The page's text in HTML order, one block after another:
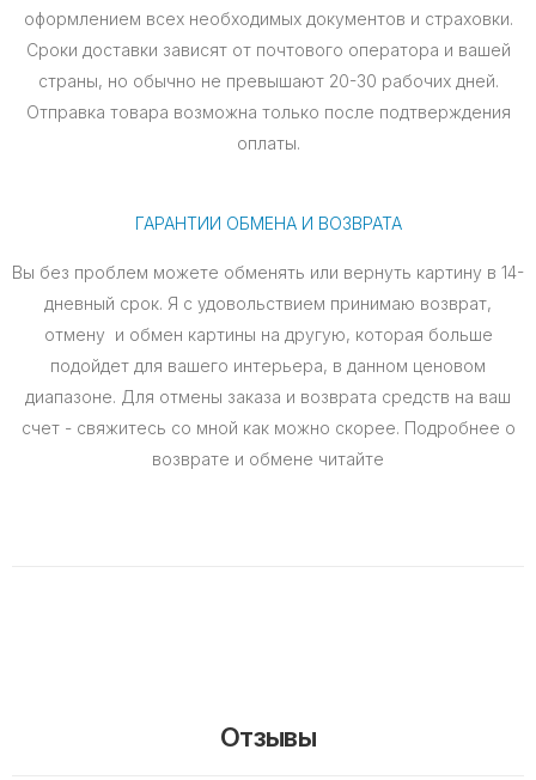
оформлением всех необходимых документов и страховки.
Сроки доставки зависят от почтового оператора и вашей
страны, но обычно не превышают 20-30 рабочих дней.
Отправка товара возможна только после подтверждения
оплаты.
ГАРАНТИИ ОБМЕНА И ВОЗВРАТА
Вы без проблем можете обменять или вернуть картину в 14-
дневный срок. Я с удовольствием принимаю возврат,
отмену и обмен картины на другую, которая больше
подойдет для вашего интерьера, в данном ценовом
диапазоне. Для отмены заказа и возврата средств на ваш
счет - свяжитесь со мной как можно скорее. Подробнее о
возврате и обмене читайте
Отзывы